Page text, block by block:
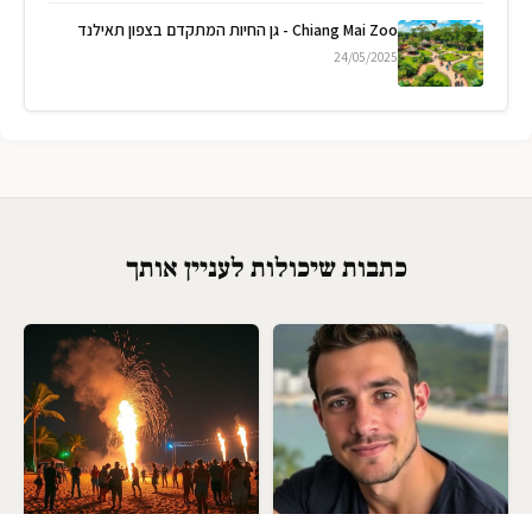
Chiang Mai Zoo - גן החיות המתקדם בצפון תאילנד
24/05/2025
כתבות שיכולות לעניין אותך